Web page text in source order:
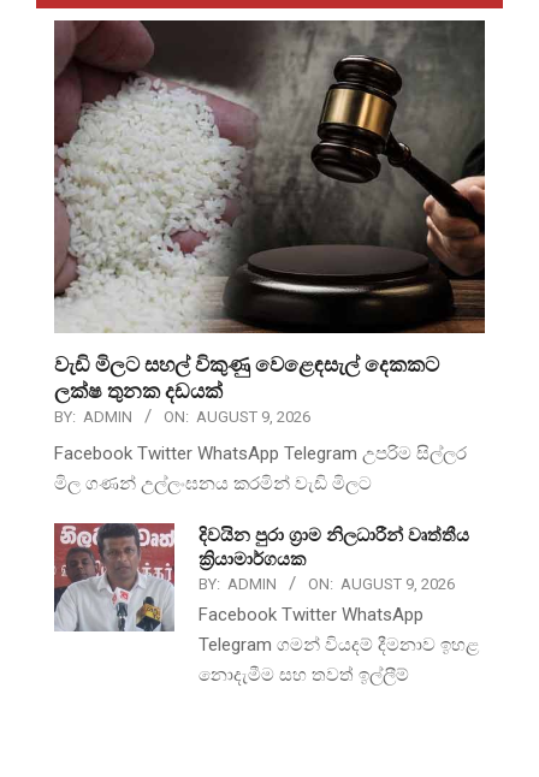
වැඩි මිලට සහල් විකුණු වෙළෙඳසැල් දෙකකට
ලක්ෂ තුනක දඩයක්
BY: ADMIN ON: AUGUST 9, 2026
Facebook Twitter WhatsApp Telegram උපරිම සිල්ලර
මිල ගණන් උල්ලංඝනය කරමින් වැඩි මිලට
දිවයින පුරා ග්‍රාම නිලධාරීන් වෘත්තීය
ක්‍රියාමාර්ගයක
BY: ADMIN ON: AUGUST 9, 2026
Facebook Twitter WhatsApp
Telegram ගමන් වියදම් දීමනාව ඉහළ
නොදැමීම සහ තවත් ඉල්ලීම්